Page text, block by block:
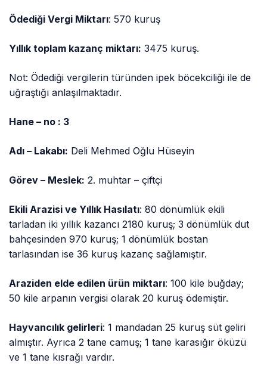
Ödediği Vergi Miktarı: 570 kuruş
Yıllık toplam kazanç miktarı: 3475 kuruş.
Not: Ödediği vergilerin türünden ipek böcekciliği ile de
uğraştığı anlaşılmaktadır.
Hane – no : 3
Adı – Lakabı: Deli Mehmed Oğlu Hüseyin
Görev – Meslek: 2. muhtar – çiftçi
Ekili Arazisi ve Yıllık Hasılatı: 80 dönümlük ekili
tarladan iki yıllık kazancı 2180 kuruş; 3 dönümlük dut
bahçesinden 970 kuruş; 1 dönümlük bostan
tarlasından ise 36 kuruş kazanç sağlamıştır.
Araziden elde edilen ürün miktarı: 100 kile buğday;
50 kile arpanın vergisi olarak 20 kuruş ödemiştir.
Hayvancılık gelirleri: 1 mandadan 25 kuruş süt geliri
almıştır. Ayrıca 2 tane camuş; 1 tane karasığır öküzü
ve 1 tane kısrağı vardır.